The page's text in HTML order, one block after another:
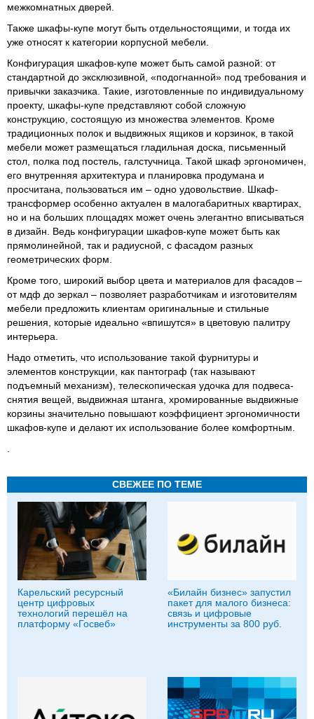
межкомнатных дверей.
Также шкафы-купе могут быть отдельностоящими, и тогда их
уже относят к категории корпусной мебели.
Конфигурация шкафов-купе может быть самой разной: от
стандартной до эксклюзивной, «подогнанной» под требования и
привычки заказчика. Такие, изготовленные по индивидуальному
проекту, шкафы-купе представляют собой сложную
конструкцию, состоящую из множества элементов. Кроме
традиционных полок и выдвижных ящиков и корзинок, в такой
мебели может размещаться гладильная доска, письменный
стол, полка под постель, галстучница. Такой шкаф эргономичен,
его внутренняя архитектура и планировка продумана и
просчитана, пользоваться им – одно удовольствие. Шкаф-
трансформер особенно актуален в малогабаритных квартирах,
но и на больших площадях может очень элегантно вписываться
в дизайн. Ведь конфигурации шкафов-купе может быть как
прямолинейной, так и радиусной, с фасадом разных
геометрических форм.
Кроме того, широкий выбор цвета и материалов для фасадов –
от мдф до зеркал – позволяет разработчикам и изготовителям
мебели предложить клиентам оригинальные и стильные
решения, которые идеально «впишутся» в цветовую палитру
интерьера.
Надо отметить, что использование такой фурнитуры и
элементов конструкции, как пантограф (так называют
подъемный механизм), телескопическая удочка для подвеса-
снятия вещей, выдвижная штанга, хромированные выдвижные
корзины значительно повышают коэффициент эргономичности
шкафов-купе и делают их использование более комфортным.
СВЕЖЕЕ ПО ТЕМЕ
Карельский ресурсный
центр цифровых
технологий перешёл на
платформу «Госвеб»
«Билайн бизнес» запустил
пакет для малого бизнеса:
связь и цифровые
инструменты за 800 руб.